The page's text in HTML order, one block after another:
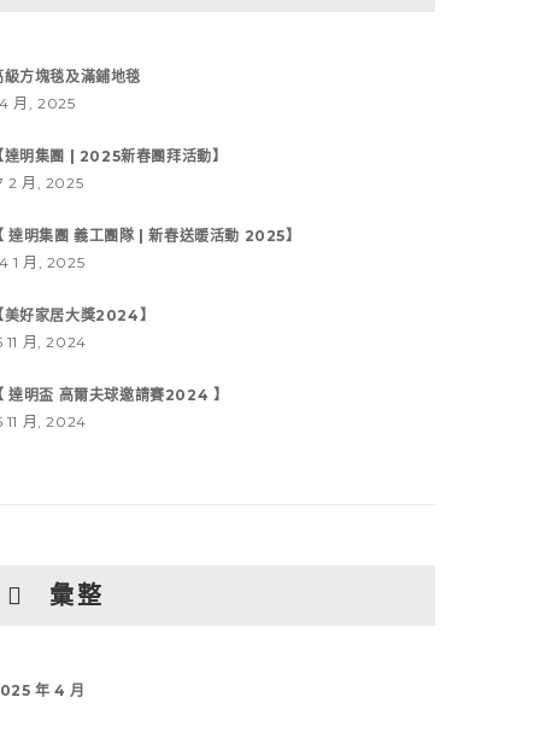
級方塊毯及滿鋪地毯
月, 2025
達明集團 | 2025新春團拜活動】
2 月, 2025
達明集團 義工團隊 | 新春送暖活動 2025】
1 月, 2025
美好家居大獎2024】
11 月, 2024
達明盃 高爾夫球邀請賽2024 】
11 月, 2024
彙整
年 4 月